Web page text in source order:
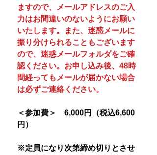
ますので、メールアドレスのご入
力はお間違いのないようにお願い
いたします。また、迷惑メールに
振り分けられることもございます
ので、迷惑メールフォルダをご確
認ください。お申し込み後、48時
間経ってもメールが届かない場合
は必ずご連絡ください。
＜参加費＞ 6,000円（税込6,600
円）
※定員になり次第締め切りとさせ